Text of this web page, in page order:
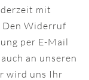
mit
Widerruf
per E-Mail
an unseren
wird uns Ihr